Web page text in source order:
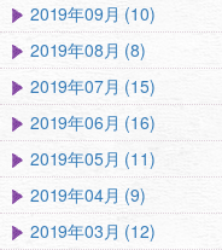
2019年09月 (10)
2019年08月 (8)
2019年07月 (15)
2019年06月 (16)
2019年05月 (11)
2019年04月 (9)
2019年03月 (12)